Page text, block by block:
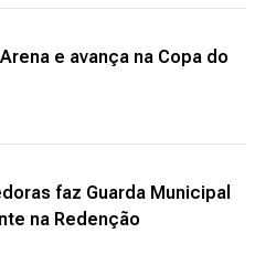
e avança na Copa do
faz Guarda Municipal
na Redenção